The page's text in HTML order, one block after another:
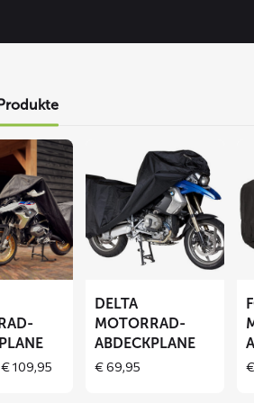
€109,95
lesen
über
DELTA
Motorrad-
Abdeckplane
DELTA
MOTORRAD-
ABDECKPLANE
€69,95 €